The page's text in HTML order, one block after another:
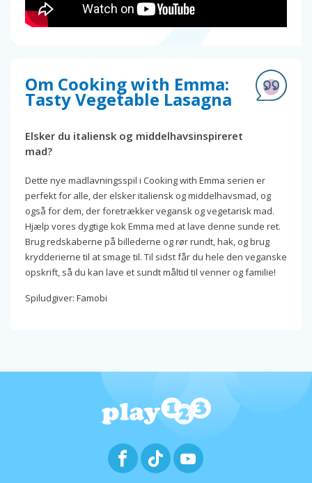
Om Cooking with Emma:
Tasty Vegetable Lasagna
Elsker du italiensk og middelhavsinspireret
mad?
Dette nye madlavningsspil i Cooking with Emma serien er
perfekt for alle, der elsker italiensk og middelhavsmad, og
også for dem, der foretrækker vegansk og vegetarisk mad.
Hjælp vores dygtige kok Emma med at lave denne sunde ret.
Brug redskaberne på billederne og rør rundt, hak, og brug
krydderierne til at smage til. Til sidst får du hele den veganske
opskrift, så du kan lave et sundt måltid til venner og familie!
Spiludgiver: Famobi